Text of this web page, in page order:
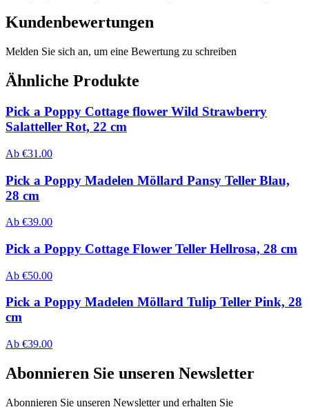
Kundenbewertungen
Melden Sie sich an, um eine Bewertung zu schreiben
Ähnliche Produkte
Pick a Poppy Cottage flower Wild Strawberry
Salatteller Rot, 22 cm
Ab €31.00
Pick a Poppy Madelen Möllard Pansy Teller Blau,
28 cm
Ab €39.00
Pick a Poppy Cottage Flower Teller Hellrosa, 28 cm
Ab €50.00
Pick a Poppy Madelen Möllard Tulip Teller Pink, 28
cm
Ab €39.00
Abonnieren Sie unseren Newsletter
Abonnieren Sie unseren Newsletter und erhalten Sie